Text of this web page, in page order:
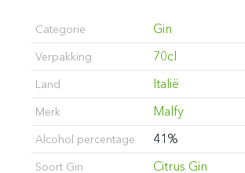
Categorie Gin
Verpakking 70cl
Land Italië
Merk Malfy
Alcohol percentage 41%
Soort Gin Citrus Gin